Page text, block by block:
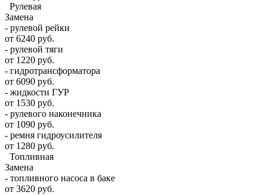
Рулевая
Замена
- рулевой рейки
от 6240 руб.
- рулевой тяги
от 1220 руб.
- гидротрансформатора
от 6090 руб.
- жидкости ГУР
от 1530 руб.
- рулевого наконечника
от 1090 руб.
- ремня гидроусилителя
от 1280 руб.
Топливная
Замена
- топливного насоса в баке
от 3620 руб.